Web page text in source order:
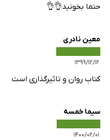
حتما بخونید👌👌
معین نادری
۱۳۹۹/۱۲/۱۲
کتاب روان و تاثیرگذاری است
سیما خمسه
۱۴۰۰/۰۲/۰۱